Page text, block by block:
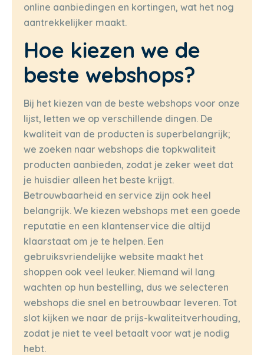
online aanbiedingen en kortingen, wat het nog
aantrekkelijker maakt.
Hoe kiezen we de
beste webshops?
Bij het kiezen van de beste webshops voor onze
lijst, letten we op verschillende dingen. De
kwaliteit van de producten is superbelangrijk;
we zoeken naar webshops die topkwaliteit
producten aanbieden, zodat je zeker weet dat
je huisdier alleen het beste krijgt.
Betrouwbaarheid en service zijn ook heel
belangrijk. We kiezen webshops met een goede
reputatie en een klantenservice die altijd
klaarstaat om je te helpen. Een
gebruiksvriendelijke website maakt het
shoppen ook veel leuker. Niemand wil lang
wachten op hun bestelling, dus we selecteren
webshops die snel en betrouwbaar leveren. Tot
slot kijken we naar de prijs-kwaliteitverhouding,
zodat je niet te veel betaalt voor wat je nodig
hebt.